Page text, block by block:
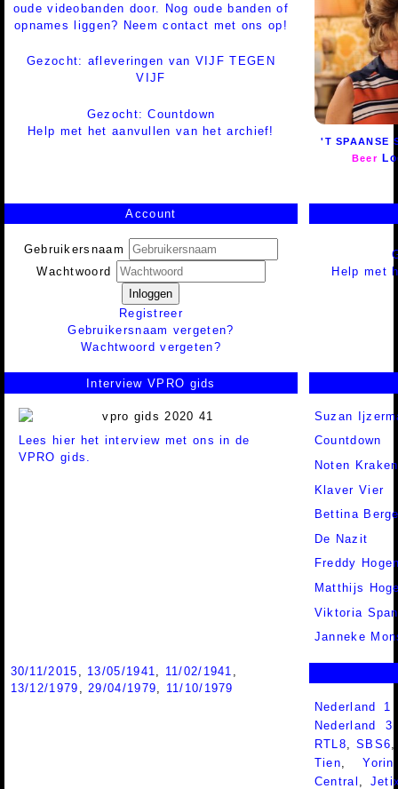
oude videobanden door. Nog oude banden of
opnames liggen? Neem contact met ons op!
Gezocht: afleveringen van VIJF TEGEN
VIJF
Gezocht: Countdown
Help met het aanvullen van het archief!
'T SPAANSE
Beer
Account
Gebruikersnaam
Wachtwoord
Inloggen
Registreer
Gebruikersnaam vergeten?
Wachtwoord vergeten?
Help met
Interview VPRO gids
Lees hier het interview met ons in de
VPRO gids.
Suzan
Countdown
Noten Kraken
Klaver Vier
Bettina
De Nazit
Freddy
Matthijs
Viktoria
Janneke
30/11/2015 13/05/1941 11/02/1941
13/12/1979
29/04/1979
11/10/1979
Nederland
Nederland
RTL8 ,SBS6
Tien ,Yorin
Central